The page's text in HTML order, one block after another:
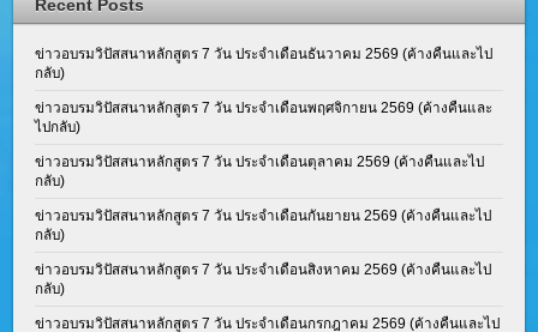
Recent Posts
ข่าวอบรมวิปัสสนาหลักสูตร 7 วัน ประจำเดือนธันวาคม 2569 (ค้างคืนและไป
กลับ)
ข่าวอบรมวิปัสสนาหลักสูตร 7 วัน ประจำเดือนพฤศจิกายน 2569 (ค้างคืนและ
ไปกลับ)
ข่าวอบรมวิปัสสนาหลักสูตร 7 วัน ประจำเดือนตุลาคม 2569 (ค้างคืนและไป
กลับ)
ข่าวอบรมวิปัสสนาหลักสูตร 7 วัน ประจำเดือนกันยายน 2569 (ค้างคืนและไป
กลับ)
ข่าวอบรมวิปัสสนาหลักสูตร 7 วัน ประจำเดือนสิงหาคม 2569 (ค้างคืนและไป
กลับ)
ข่าวอบรมวิปัสสนาหลักสูตร 7 วัน ประจำเดือนกรกฎาคม 2569 (ค้างคืนและไป